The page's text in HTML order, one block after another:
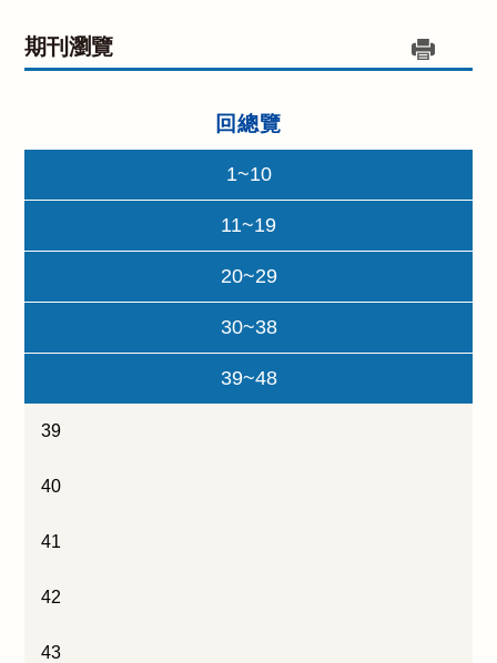
期刊瀏覽
回總覽
1~10
11~19
20~29
30~38
39~48
39
40
41
42
43